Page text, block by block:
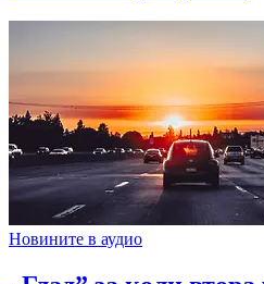
Новините в аудио